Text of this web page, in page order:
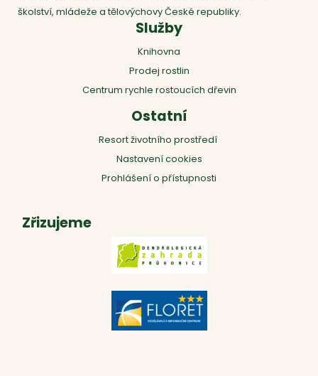
školství, mládeže a tělovýchovy České republiky.
Služby
Knihovna
Prodej rostlin
Centrum rychle rostoucích dřevin
Ostatní
Resort životního prostředí
Nastavení cookies
Prohlášení o přístupnosti
Zřizujeme